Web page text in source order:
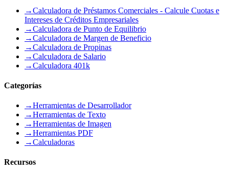
→Calculadora de Préstamos Comerciales - Calcule Cuotas e
Intereses de Créditos Empresariales
→Calculadora de Punto de Equilibrio
→Calculadora de Margen de Beneficio
→Calculadora de Propinas
→Calculadora de Salario
→Calculadora 401k
Categorías
→Herramientas de Desarrollador
→Herramientas de Texto
→Herramientas de Imagen
→Herramientas PDF
→Calculadoras
Recursos